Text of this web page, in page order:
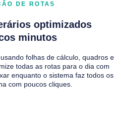
DE ROTAS
optimizados
minutos
folhas de cálculo, quadros e
todas as rotas para o dia com
enquanto o sistema faz todos os
com poucos cliques.